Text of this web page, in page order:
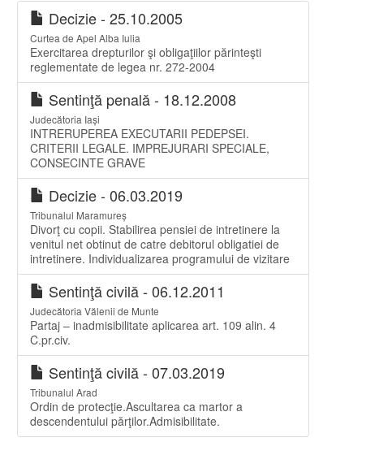
Decizie - 25.10.2005
Curtea de Apel Alba Iulia
Exercitarea drepturilor şi obligaţiilor părinteşti
reglementate de legea nr. 272-2004
Sentinţă penală - 18.12.2008
Judecătoria Iași
INTRERUPEREA EXECUTARII PEDEPSEI.
CRITERII LEGALE. IMPREJURARI SPECIALE,
CONSECINTE GRAVE
Decizie - 06.03.2019
Tribunalul Maramureș
Divorţ cu copii. Stabilirea pensiei de intretinere la
venitul net obtinut de catre debitorul obligatiei de
intretinere. Individualizarea programului de vizitare
Sentinţă civilă - 06.12.2011
Judecătoria Vălenii de Munte
Partaj – inadmisibilitate aplicarea art. 109 alin. 4
C.pr.civ.
Sentinţă civilă - 07.03.2019
Tribunalul Arad
Ordin de protecţie.Ascultarea ca martor a
descendentului părţilor.Admisibilitate.